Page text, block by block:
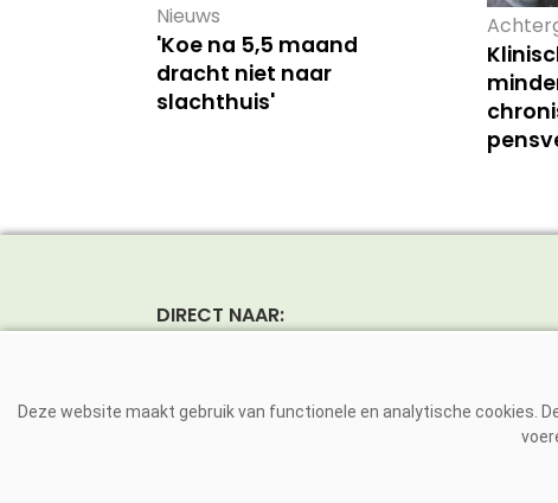
Nieuws
'Koe na 5,5 maand
dracht niet naar
slachthuis'
DIRECT NAAR:
Dierziekten
Deze website maakt gebruik van functionele en analytische cookies.